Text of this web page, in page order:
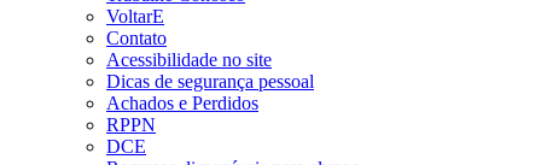
VoltarE
Contato
Acessibilidade no site
Dicas de segurança pessoal
Achados e Perdidos
RPPN
DCE